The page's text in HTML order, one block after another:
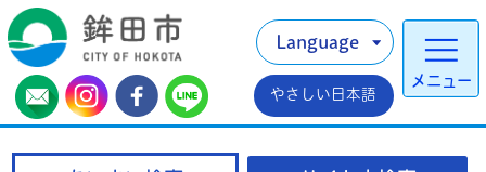
メニュー
Language
やさしい日本語